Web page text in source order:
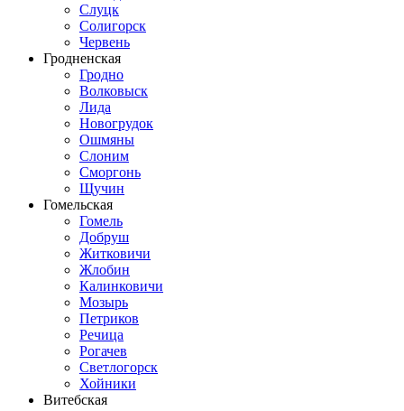
Слуцк
Солигорск
Червень
Гродненская
Гродно
Волковыск
Лида
Новогрудок
Ошмяны
Слоним
Сморгонь
Щучин
Гомельская
Гомель
Добруш
Житковичи
Жлобин
Калинковичи
Мозырь
Петриков
Речица
Рогачев
Светлогорск
Хойники
Витебская